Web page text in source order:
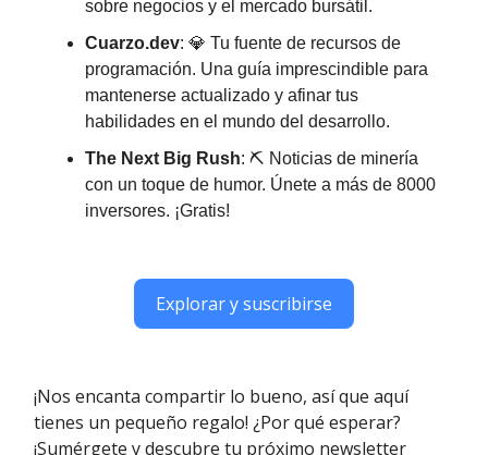
sobre negocios y el mercado bursátil.
Cuarzo.dev: 💎 Tu fuente de recursos de
programación. Una guía imprescindible para
mantenerse actualizado y afinar tus
habilidades en el mundo del desarrollo.
The Next Big Rush: ⛏ Noticias de minería
con un toque de humor. Únete a más de 8000
inversores. ¡Gratis!
Explorar y suscribirse
¡Nos encanta compartir lo bueno, así que aquí
tienes un pequeño regalo! ¿Por qué esperar?
¡Sumérgete y descubre tu próximo newsletter